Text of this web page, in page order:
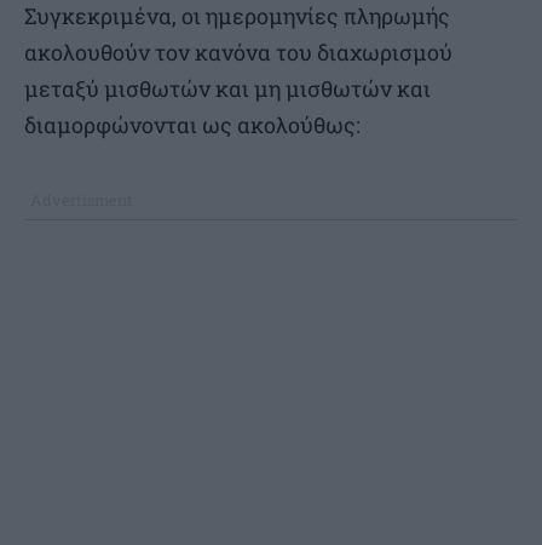
Συγκεκριμένα, οι ημερομηνίες πληρωμής
ακολουθούν τον κανόνα του διαχωρισμού
μεταξύ μισθωτών και μη μισθωτών και
διαμορφώνονται ως ακολούθως: